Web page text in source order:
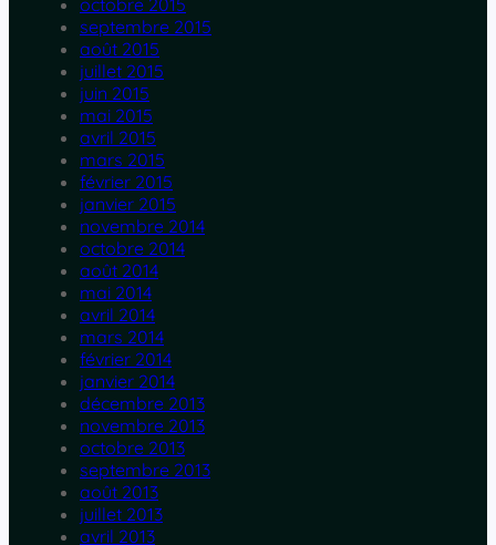
octobre 2015
septembre 2015
août 2015
juillet 2015
juin 2015
mai 2015
avril 2015
mars 2015
février 2015
janvier 2015
novembre 2014
octobre 2014
août 2014
mai 2014
avril 2014
mars 2014
février 2014
janvier 2014
décembre 2013
novembre 2013
octobre 2013
septembre 2013
août 2013
juillet 2013
avril 2013